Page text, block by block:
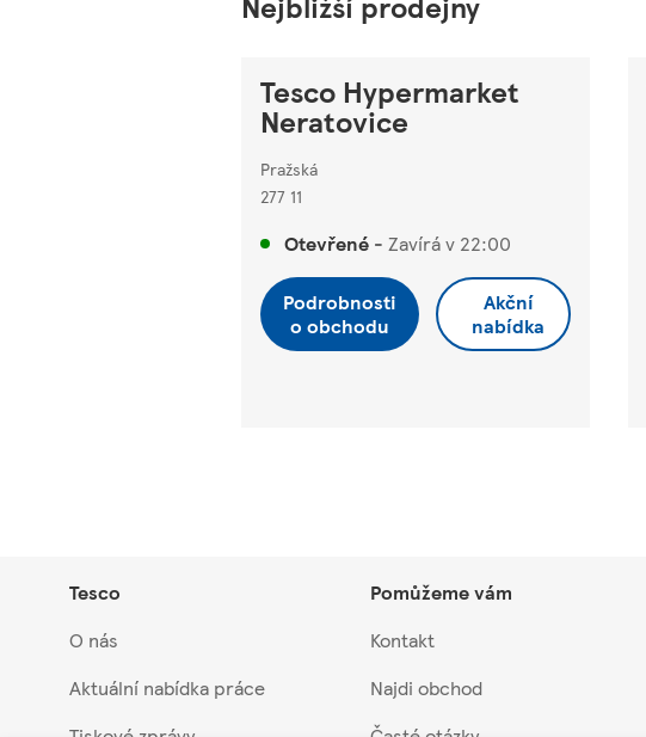
Tesco Hypermarket
Neratovice
Pražská
277 11
Otevřené - Zavírá v 22:00
Podrobnosti
o obchodu
Akční
nabídka
Tesco
O nás
Aktuální nabídka práce
Pomůžeme vám
Kontakt
Najdi obchod